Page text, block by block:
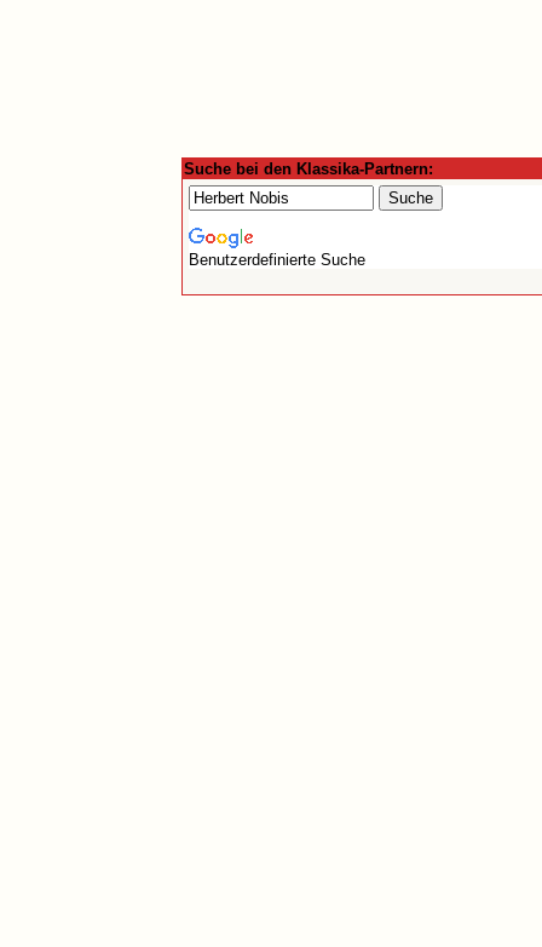
Suche bei den Klassika-Partnern:
Benutzerdefinierte Suche